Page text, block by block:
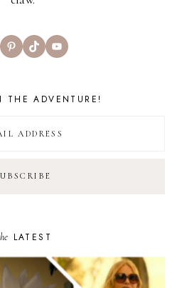
Pinterest
TikTokYouTube
THE ADVENTURE!
LATEST